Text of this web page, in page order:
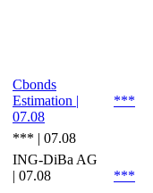
Cbonds
Estimation |
07.08
***
*** | 07.08
ING-DiBa AG
| 07.08
***